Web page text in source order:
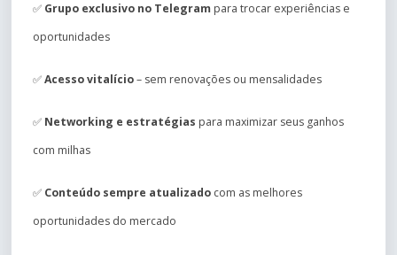
✅ Grupo exclusivo no Telegram para trocar experiências e
oportunidades
✅Acesso vitalício– sem renovações ou mensalidades
✅ Networking e estratégias para maximizar seus ganhos
com milhas
✅ Conteúdo sempre atualizado com as melhores
oportunidades do mercado